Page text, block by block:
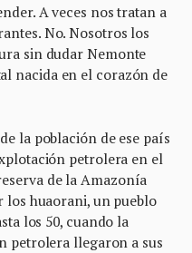
A veces nos tratan a
No. Nosotros los
sin dudar Nemonte
nacida en el corazón de
la población de ese país
petrolera en el
de la Amazonía
los huaorani, un pueblo
los 50, cuando la
petrolera llegaron a sus